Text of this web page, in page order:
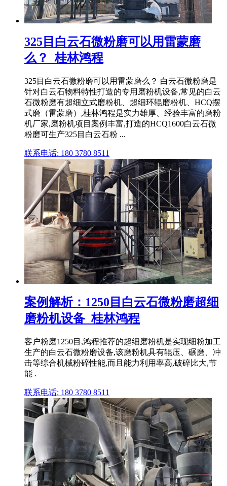
325目白云石微粉磨可以用雷蒙磨
么？_桂林鸿程
325目白云石微粉磨可以用雷蒙磨么？ 白云石微粉磨是
针对白云石物料特性打造的专用磨粉机设备,常见的白云
石微粉磨有超细立式磨粉机、超细环辊磨粉机、HCQ摆
式磨（雷蒙磨）,桂林鸿程是实力雄厚、经验丰富的磨粉
机厂家,磨粉机项目案例丰富,打造的HCQ1600白云石微
粉磨可生产325目白云石粉 ...
联系电话: 180 3780 8511
案例解析：1250目白云石微粉磨超细
磨粉机设备_桂林鸿程
客户粉磨1250目,鸿程推荐的超细磨粉机是实现细粉加工
生产的白云石微粉磨设备,该磨粉机具有辊压、碾磨、冲
击等综合机械粉碎性能,而且能力利用率高,破碎比大,节
能 .
联系电话: 180 3780 8511